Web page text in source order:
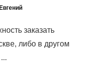
заказать
либо в другом